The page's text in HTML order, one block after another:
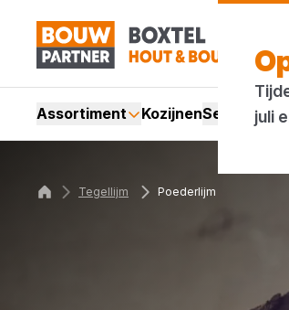
Assortiment KozijnenServices
Tegellijm Poederlijm
juli